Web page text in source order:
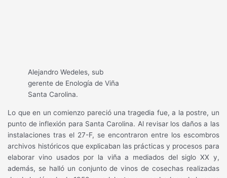
Alejandro Wedeles, sub
gerente de Enología de Viña
Santa Carolina.
Lo que en un comienzo pareció una tragedia fue, a la postre, un
punto de inflexión para Santa Carolina. Al revisar los daños a las
instalaciones tras el 27-F, se encontraron entre los escombros
archivos históricos que explicaban las prácticas y procesos para
elaborar vino usados por la viña a mediados del siglo XX y,
además, se halló un conjunto de vinos de cosechas realizadas